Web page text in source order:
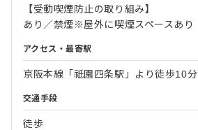
【受動喫煙防止の取り組み】
あり／禁煙※屋外に喫煙スペースあり
アクセス・最寄駅
京阪本線「祇園四条駅」より徒歩10分
交通手段
徒歩